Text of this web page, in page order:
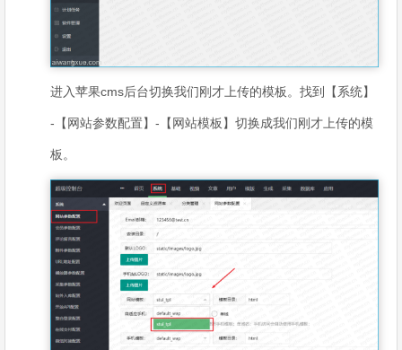
进入苹果cms后台切换我们刚才上传的模板。找到【系统】
-【网站参数配置】-【网站模板】切换成我们刚才上传的模
板。